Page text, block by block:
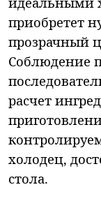
приобретет
прозрачный
Соблюдение
расчет
холодец,
стола.